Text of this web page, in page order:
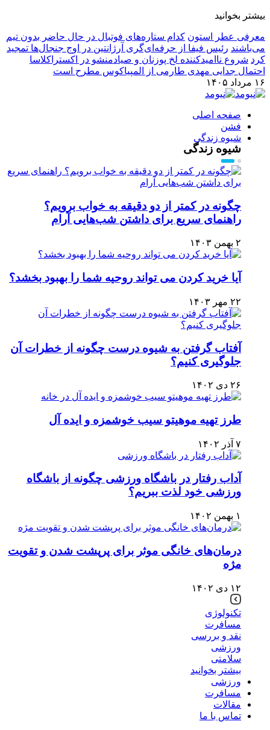
بیشتر بخوانید
معرفی عطر استون کدام ستاره‌های فوتبال در حال حاضر بدون تیم
می‌باشند رئیس فیفا از حرفه‌ای‌گری آرژانتین در اوج جنجال‌ها تمجید
کرد شروع ناامیدکننده لخ پوزنان و صیادمنشو در اکستراکلاسا
احتمال جدایی مهدی طارمی از المپیاکوس مطرح است
۱۶ مرداد ۱۴۰۵
صفحه اصلی
فشن
شیوه زندگی
شیوه زندگی
چگونه در کمتر از دو دقیقه به خواب برویم؟
راهنمای سریع برای داشتن شب‌هایی آرام
۲ بهمن ۱۴۰۳
آیا خرید کردن می تواند روحیه شما را بهبود بخشد؟
۲۲ مهر ۱۴۰۳
آفتاب گرفتن به شیوه درست چگونه از خطرات آن
جلوگیری کنیم؟
۲۶ دی ۱۴۰۲
طرز تهیه موهیتو سیب خوشمزه و ایده آل
۷ آذر ۱۴۰۲
آداب رفتار در باشگاه ورزشی چگونه از باشگاه
ورزشی خود لذت ببریم؟
۱ بهمن ۱۴۰۲
درمان‌های خانگی موثر برای پرپشت شدن و تقویت
مژه
۱۲ دی ۱۴۰۲
تکنولوژی
مسافرت
نقد و بررسی
ورزشی
سلامتی
بیشتر بخوانید
ورزشی
مسافرت
مقالات
تماس با ما